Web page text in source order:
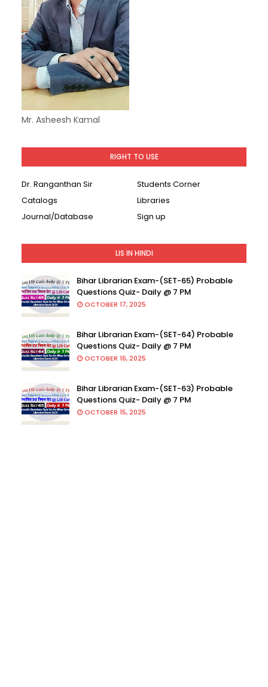
Mr. Asheesh Kamal
RIGHT TO USE
Dr. Ranganthan Sir
Students Corner
Catalogs
Libraries
Journal/Database
Sign up
LIS IN HINDI
Bihar Librarian Exam-(SET-65) Probable
Questions Quiz- Daily @ 7 PM
OCTOBER 17, 2025
Bihar Librarian Exam-(SET-64) Probable
Questions Quiz- Daily @ 7 PM
OCTOBER 16, 2025
Bihar Librarian Exam-(SET-63) Probable
Questions Quiz- Daily @ 7 PM
OCTOBER 15, 2025